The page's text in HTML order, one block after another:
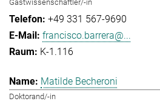
Gastwissenschaftler/-in
+49 331 567-9690
francisco.barrera@...
K-1.116
Matilde Becheroni
Doktorand/-in